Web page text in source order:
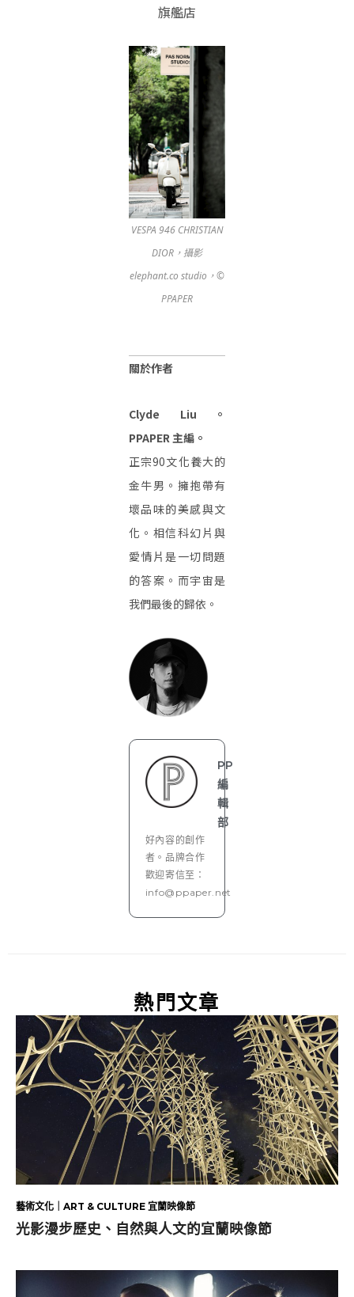
旗艦店
VESPA 946 CHRISTIAN
DIOR，攝影
elephant.co studio，©
PPAPER
關於作者
Clyde Liu。
PPAPER 主編。
正宗90文化養大的
金牛男。擁抱帶有
壞品味的美感與文
化。相信科幻片與
愛情片是一切問題
的答案。而宇宙是
我們最後的歸依。
PP
編
輯
部
好內容的創作
者。品牌合作
歡迎寄信至：
info@ppaper.net
熱門文章
藝術文化｜ART & CULTURE 宜蘭映像節
光影漫步歷史、自然與人文的宜蘭映像節